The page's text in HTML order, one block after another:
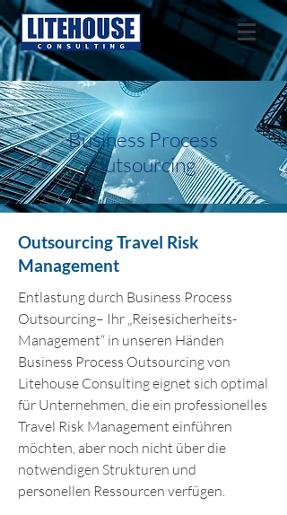
Business Process
Outsourcing
Outsourcing Travel Risk
Management
Entlastung durch Business Process
Outsourcing– Ihr „Reisesicherheits-
Management“ in unseren Händen
Business Process Outsourcing von
Litehouse Consulting eignet sich optimal
für Unternehmen, die ein professionelles
Travel Risk Management einführen
möchten, aber noch nicht über die
notwendigen Strukturen und
personellen Ressourcen verfügen.